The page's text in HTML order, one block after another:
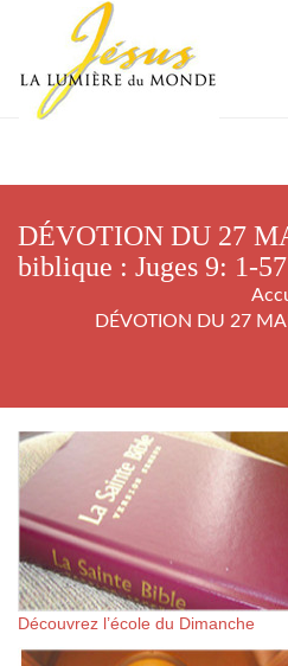
DÉVOTION DU 27
biblique : Juges 9: 1-57
DÉVOTION DU 27
Découvrez l’école du Dimanche